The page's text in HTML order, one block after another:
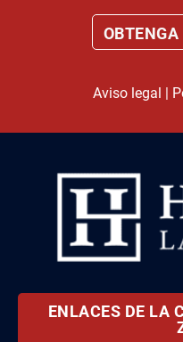
Aviso legal |
ENLACES DE LA